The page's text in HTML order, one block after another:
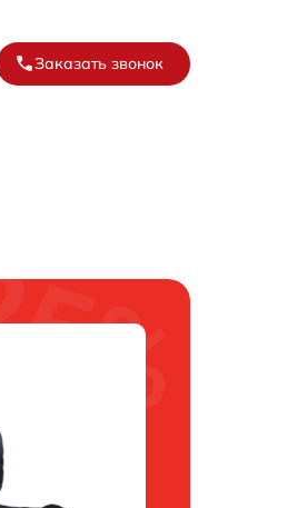
Заказать звонок